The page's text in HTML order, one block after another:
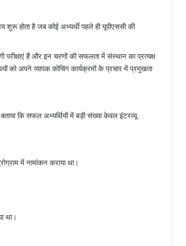
होता है जब कोई अभ्यर्थी पहले ही यूपीएससी की
परीक्षाएं हैं और इन चरणों की सफलता में संस्थान का प्रत्यक्ष
को अपने व्यापक कोचिंग कार्यक्रमों के प्रचार में प्रमुखता
कि सफल अभ्यर्थियों में बड़ी संख्या केवल इंटरव्यू
में नामांकन कराया था।
था।